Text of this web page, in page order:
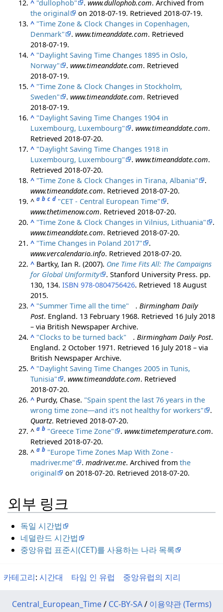
^ "dullophob" .www.dullophob.com. Archived from
the original
on 2018-07-19. Retrieved 2018-07-19.
^ "Time Zone & Clock Changes in Copenhagen,
Denmark"
.www.timeanddate.com. Retrieved
2018-07-19.
^ "Daylight Saving Time Changes 1895 in Oslo,
Norway"
.www.timeanddate.com. Retrieved
2018-07-19.
^ "Time Zone & Clock Changes in Stockholm,
Sweden"
.www.timeanddate.com. Retrieved
2018-07-19.
^ "Daylight Saving Time Changes 1904 in
Luxembourg, Luxembourg"
.www.timeanddate.com.
Retrieved 2018-07-20.
^ "Daylight Saving Time Changes 1918 in
Luxembourg, Luxembourg"
.www.timeanddate.com.
Retrieved 2018-07-20.
^ "Time Zone & Clock Changes in Tirana, Albania"
.
www.timeanddate.com. Retrieved 2018-07-20.
^a b c d "CET - Central European Time"
.
www.thetimenow.com. Retrieved 2018-07-20.
^ "Time Zone & Clock Changes in Vilnius, Lithuania"
.
www.timeanddate.com. Retrieved 2018-07-20.
^ "Time Changes in Poland 2017"
.
www.vercalendario.info. Retrieved 2018-07-20.
^ Bartky, Ian R. (2007). One Time Fits All: The Campaigns
for Global Uniformity
. Stanford University Press. pp.
130, 134.ISBN 978-0804756426. Retrieved 18 August
2015.
^ "Summer Time all the time" . Birmingham Daily
Post. England. 13 February 1968. Retrieved 16 July2018
– via British Newspaper Archive.
^ "Clocks to be turned back" . Birmingham Daily Post.
England. 2 October 1971. Retrieved 16 July2018 – via
British Newspaper Archive.
^ "Daylight Saving Time Changes 2005 in Tunis,
Tunisia"
.www.timeanddate.com. Retrieved
2018-07-20.
^ Purdy, Chase. "Spain spent the last 76 years in the
wrong time zone—and it's not healthy for workers"
.
Quartz. Retrieved 2018-07-20.
^a b "Greece Time Zone" .www.timetemperature.com.
Retrieved 2018-07-20.
^a b "Europe Time Zones Map With Zone -
madriver.me"
.madriver.me. Archived fromthe
original
on 2018-07-20. Retrieved 2018-07-20.
외부 링크
독일 시간법
네덜란드 시간법
중앙유럽 표준시(CET)를 사용하는 나라 목록
카테고리: 시간대 타임 인 유럽 중앙유럽의 지리
Central_European_Time/ CC-BY-SA/ 이용약관 (Terms)